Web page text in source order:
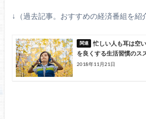
↓（過去記事。おすすめの経済番組を紹
忙しい人も耳は空
を良くする生活習慣のス
2018年11月21日